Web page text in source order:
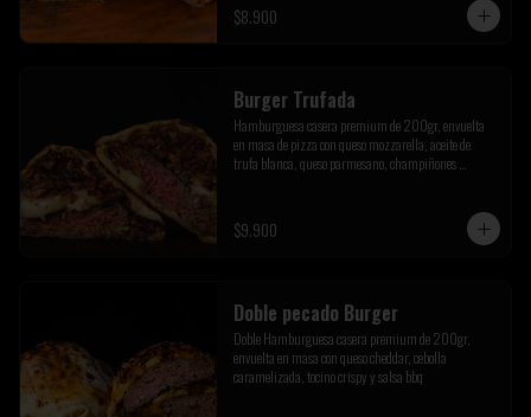
$8.900
Burger Trufada
Hamburguesa casera premium de 200gr, envuelta
en masa de pizza con queso mozzarella, aceite de
trufa blanca, queso parmesano, champiñones
$9.900
Doble pecado Burger
Doble Hamburguesa casera premium de 200gr,
envuelta en masa con queso cheddar, cebolla
caramelizada, tocino crispy y salsa bbq